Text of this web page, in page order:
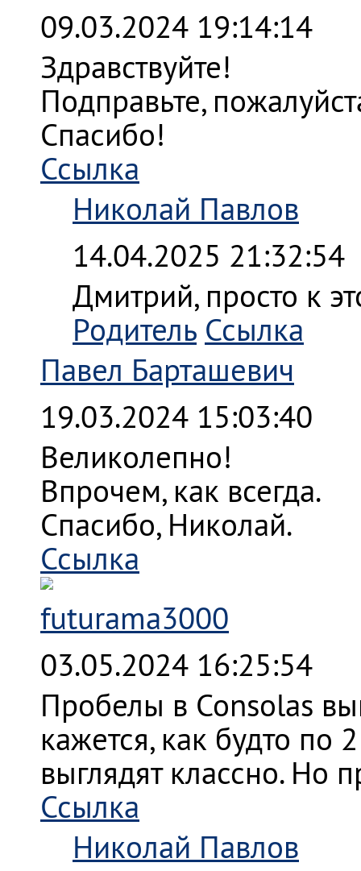
09.03.2024 19:14:14
Здравствуйте!
Подправьте,
Спасибо!
Ссылка
Николай Павлов
14.04.2025 21:32:54
Дмитрий, просто к
Родитель Ссылка
Павел Барташевич
19.03.2024 15:03:40
Великолепно!
Впрочем, как всегда.
Спасибо, Николай.
Ссылка
futurama3000
03.05.2024 16:25:54
Пробелы в Consolas
кажется, как будто по
выглядят классно. Но
Ссылка
Николай Павлов